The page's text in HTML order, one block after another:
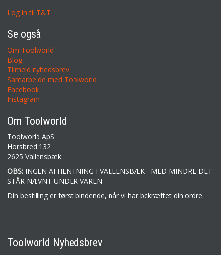
Log in til T&T
Se også
Om Toolworld
Blog
Tilmeld nyhedsbrev
Samarbejde med Toolworld
Facebook
Instagram
Om Toolworld
Toolworld ApS
Horsbred 132
2625 Vallensbæk
OBS: INGEN AFHENTNING I VALLENSBÆK - MED MINDRE DET
STÅR NÆVNT UNDER VAREN
Din bestilling er først bindende, når vi har bekræftet din ordre.
Toolworld Nyhedsbrev